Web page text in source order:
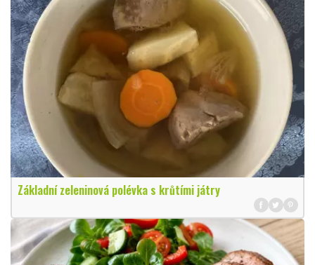
Základní zeleninová polévka s krůtími játry